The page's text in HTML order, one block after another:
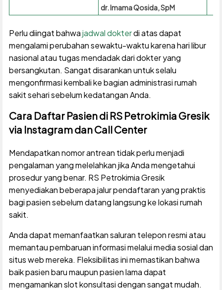
dr. Imama Qosida, SpM
Perlu diingat bahwajadwal dokterdi atas dapat
mengalami perubahan sewaktu-waktu karena hari libur
nasional atau tugas mendadak dari dokter yang
bersangkutan. Sangat disarankan untuk selalu
mengonfirmasi kembali ke bagian administrasi rumah
sakit sehari sebelum kedatangan Anda.
Cara Daftar Pasien di RS Petrokimia Gresik
via Instagram dan Call Center
Mendapatkan nomor antrean tidak perlu menjadi
pengalaman yang melelahkan jika Anda mengetahui
prosedur yang benar. RS Petrokimia Gresik
menyediakan beberapa jalur pendaftaran yang praktis
bagi pasien sebelum datang langsung ke lokasi rumah
sakit.
Anda dapat memanfaatkan saluran telepon resmi atau
memantau pembaruan informasi melalui media sosial dan
situs web mereka. Fleksibilitas ini memastikan bahwa
baik pasien baru maupun pasien lama dapat
mengamankan slot konsultasi dengan sangat mudah.